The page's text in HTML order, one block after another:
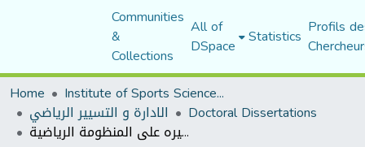
Communities
&
Collections
All of
DSpace Statistics Profils
Home
Institute of Sports Sciences and Techniques
الادارة و التسيير الرياضي Doctoral Dissertations
معوقات نجاح مشروع الاحتراف في الجزائر و تأثيره على المنظومة الرياضية